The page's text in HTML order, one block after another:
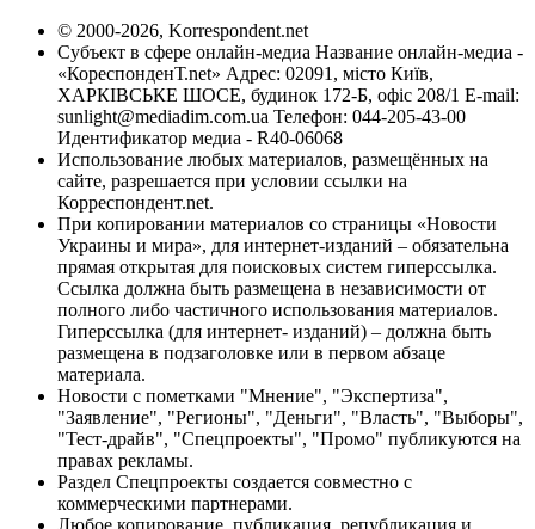
© 2000-2026, Korrespondent.net
Субъект в сфере онлайн-медиа Название онлайн-медиа -
«КореспонденТ.net» Адрес: 02091, місто Київ,
ХАРКІВСЬКЕ ШОСЕ, будинок 172-Б, офіс 208/1 E-mail:
sunlight@mediadim.com.ua Телефон: 044-205-43-00
Идентификатор медиа - R40-06068
Использование любых материалов, размещённых на
сайте, разрешается при условии ссылки на
Корреспондент.net.
При копировании материалов со страницы «Новости
Украины и мира», для интернет-изданий – обязательна
прямая открытая для поисковых систем гиперссылка.
Ссылка должна быть размещена в независимости от
полного либо частичного использования материалов.
Гиперссылка (для интернет- изданий) – должна быть
размещена в подзаголовке или в первом абзаце
материала.
Новости с пометками "Мнение", "Экспертиза",
"Заявление", "Регионы", "Деньги", "Власть", "Выборы",
"Тест-драйв", "Спецпроекты", "Промо" публикуются на
правах рекламы.
Раздел Спецпроекты создается совместно с
коммерческими партнерами.
Любое копирование, публикация, републикация и